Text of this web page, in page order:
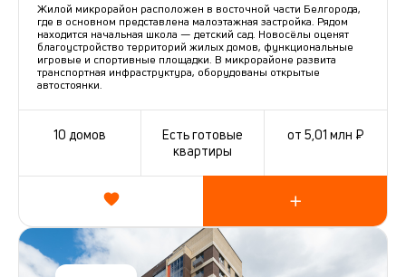
+15
Жилой микрорайон расположен в восточной части Белгорода,
где в основном представлена малоэтажная застройка. Рядом
находится начальная школа — детский сад. Новосёлы оценят
благоустройство территорий жилых домов, функциональные
игровые и спортивные площадки. В микрорайоне развита
транспортная инфраструктура, оборудованы открытые
автостоянки.
10 домов
Есть готовые
квартиры
от 5,01 млн ₽